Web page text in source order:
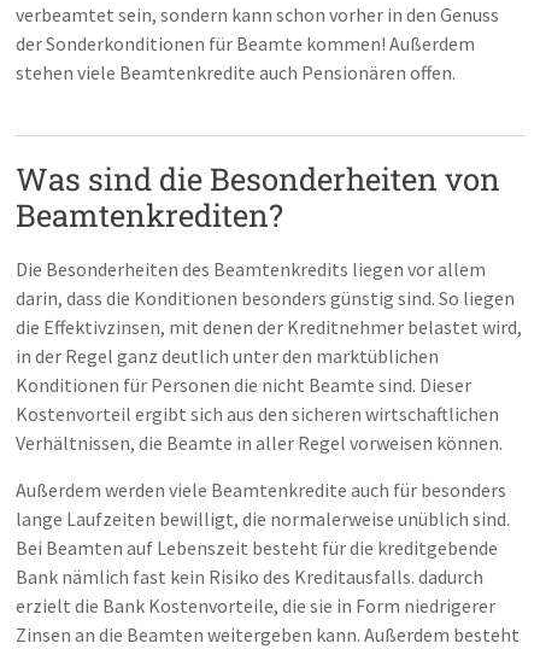
verbeamtet sein, sondern kann schon vorher in den Genuss
der Sonderkonditionen für Beamte kommen! Außerdem
stehen viele Beamtenkredite auch Pensionären offen.
Was sind die Besonderheiten von
Beamtenkrediten?
Die Besonderheiten des Beamtenkredits liegen vor allem
darin, dass die Konditionen besonders günstig sind. So liegen
die Effektivzinsen, mit denen der Kreditnehmer belastet wird,
in der Regel ganz deutlich unter den marktüblichen
Konditionen für Personen die nicht Beamte sind. Dieser
Kostenvorteil ergibt sich aus den sicheren wirtschaftlichen
Verhältnissen, die Beamte in aller Regel vorweisen können.
Außerdem werden viele Beamtenkredite auch für besonders
lange Laufzeiten bewilligt, die normalerweise unüblich sind.
Bei Beamten auf Lebenszeit besteht für die kreditgebende
Bank nämlich fast kein Risiko des Kreditausfalls. dadurch
erzielt die Bank Kostenvorteile, die sie in Form niedrigerer
Zinsen an die Beamten weitergeben kann. Außerdem besteht